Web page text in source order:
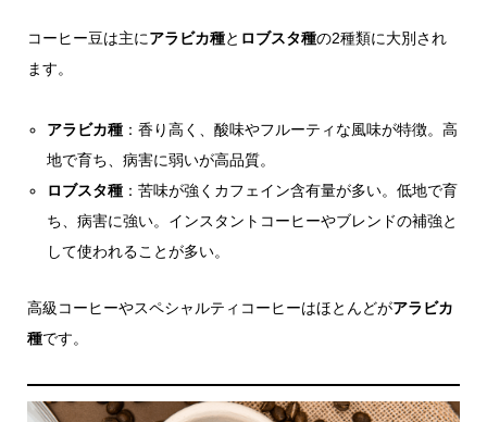
コーヒー豆は主にアラビカ種と ロブスタ種の2種類に大別され
ます。
アラビカ種 ：香り高く、酸味やフルーティな風味が特徴。高
地で育ち、病害に弱いが高品質。
ロブスタ種 ：苦味が強くカフェイン含有量が多い。低地で育
ち、病害に強い。インスタントコーヒーやブレンドの補強と
して使われることが多い。
高級コーヒーやスペシャルティコーヒーはほとんどがアラビカ
種です。